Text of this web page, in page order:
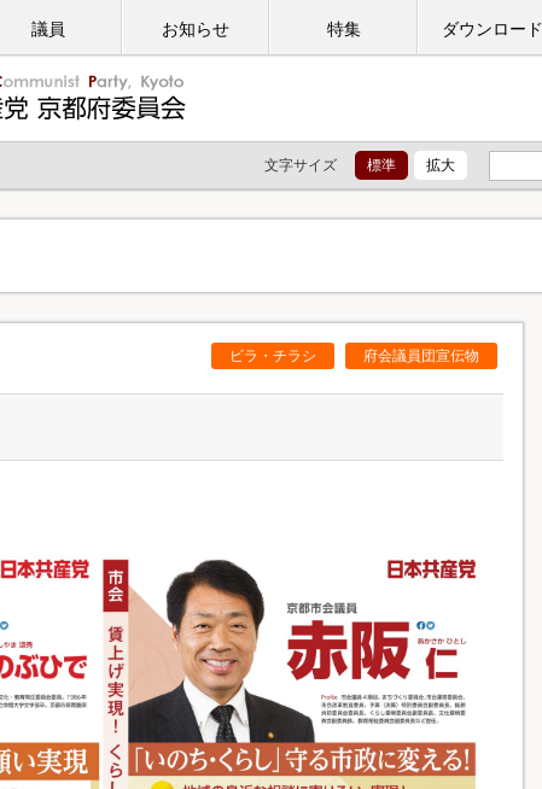
議員 お知らせ 特集 ダウンロード
文字サイズ 標準 拡大
ビラ・チラシ 府会議員団宣伝物